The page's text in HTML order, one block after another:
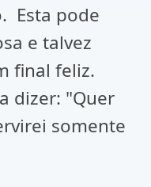
Esta pode
e talvez
final feliz.
dizer: "Quer
somente